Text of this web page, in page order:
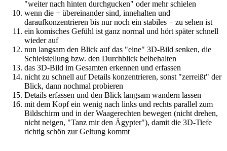
"weiter nach hinten durchgucken" oder mehr schielen
wenn die + übereinander sind, innehalten und
daraufkonzentrieren bis nur noch ein stabiles + zu sehen ist
ein komisches Gefühl ist ganz normal und hört später schnell
wieder auf
nun langsam den Blick auf das "eine" 3D-Bild senken, die
Schielstellung bzw. den Durchblick beibehalten
das 3D-Bild im Gesamten erkennen und erfassen
nicht zu schnell auf Details konzentrieren, sonst "zerreißt" der
Blick, dann nochmal probieren
Details erfassen und den Blick langsam wandern lassen
mit dem Kopf ein wenig nach links und rechts parallel zum
Bildschirm und in der Waagerechten bewegen (nicht drehen,
nicht neigen, "Tanz mir den Ägypter"), damit die 3D-Tiefe
richtig schön zur Geltung kommt